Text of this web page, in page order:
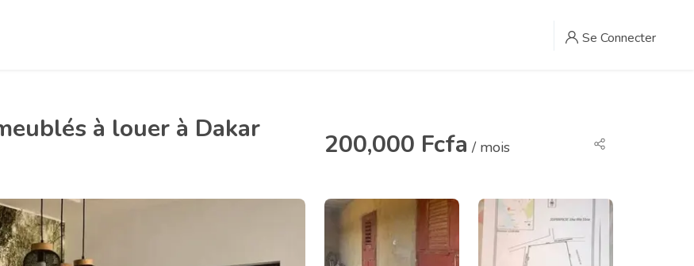
Se Connecter
à louer à Dakar 200,000 Fcfa / mois